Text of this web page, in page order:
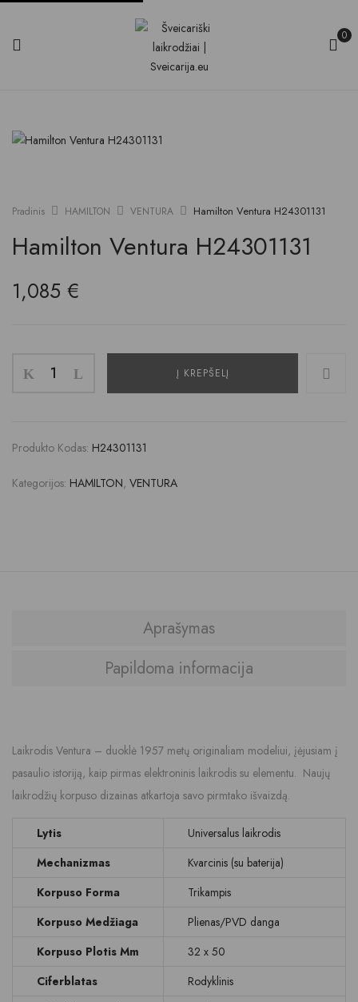
0
Pradinis HAMILTON VENTURA Hamilton Ventura H24301131
Hamilton Ventura H24301131
1,085 €
Į KREPŠELĮ
Produkto Kodas: H24301131
Kategorijos: HAMILTON, VENTURA
Aprašymas
Papildoma informacija
Laikrodis Ventura – duoklė 1957 metų originaliam modeliui, įėjusiam į
pasaulio istoriją, kaip pirmas elektroninis laikrodis su elementu. Naujų
laikrodžių korpuso dizainas atkartoja savo pirmtako išvaizdą.
Lytis
Universalus laikrodis
Mechanizmas
Kvarcinis (su baterija)
Korpuso Forma
Trikampis
Korpuso Medžiaga
Plienas/PVD danga
Korpuso Plotis Mm
32 x 50
Ciferblatas
Rodyklinis